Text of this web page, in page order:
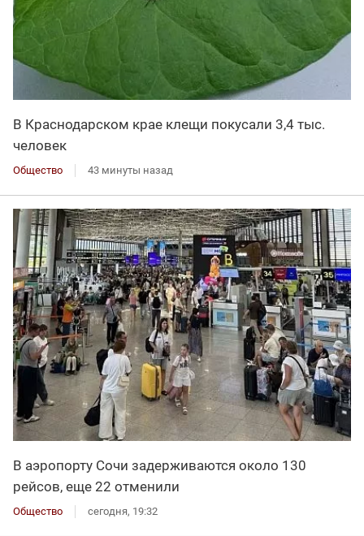
В Краснодарском крае клещи покусали 3,4 тыс.
человек
Общество 43 минуты назад
В аэропорту Сочи задерживаются около 130
рейсов, еще 22 отменили
Общество сегодня, 19:32